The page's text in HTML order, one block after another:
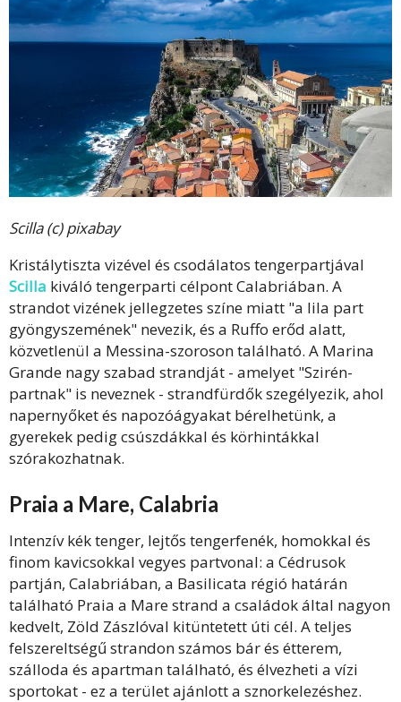
Scilla (c) pixabay
Kristálytiszta vizével és csodálatos tengerpartjával
Scilla kiváló tengerparti célpont Calabriában. A
strandot vizének jellegzetes színe miatt "a lila part
gyöngyszemének" nevezik, és a Ruffo erőd alatt,
közvetlenül a Messina-szoroson található. A Marina
Grande nagy szabad strandját - amelyet "Szirén-
partnak" is neveznek - strandfürdők szegélyezik, ahol
napernyőket és napozóágyakat bérelhetünk, a
gyerekek pedig csúszdákkal és körhintákkal
szórakozhatnak.
Praia a Mare, Calabria
Intenzív kék tenger, lejtős tengerfenék, homokkal és
finom kavicsokkal vegyes partvonal: a Cédrusok
partján, Calabriában, a Basilicata régió határán
található Praia a Mare strand a családok által nagyon
kedvelt, Zöld Zászlóval kitüntetett úti cél. A teljes
felszereltségű strandon számos bár és étterem,
szálloda és apartman található, és élvezheti a vízi
sportokat - ez a terület ajánlott a sznorkelezéshez.